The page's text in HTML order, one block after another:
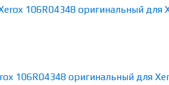
106R04348 оригинальный для